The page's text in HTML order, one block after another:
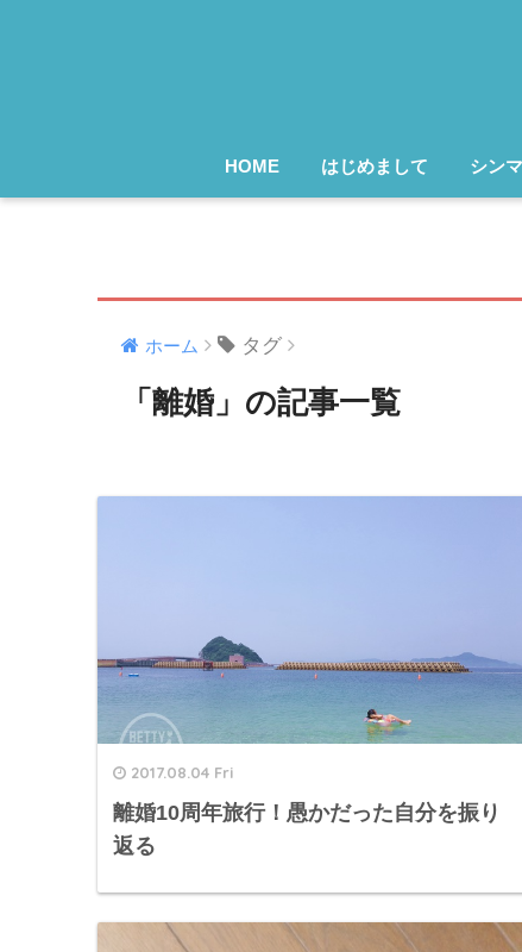
HOME はじめまして シン
ホーム タグ
「離婚」の記事一覧
2017.08.04 Fri
離婚10周年旅行！愚かだった自分を振り
返る